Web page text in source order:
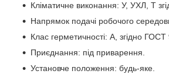
Кліматичне виконання: У, УХЛ, Т
Напрямок подачі робочого
Клас герметичності: А, згідно ГОСТ
Приєднання: під приварення.
Установче положення: будь-яке.